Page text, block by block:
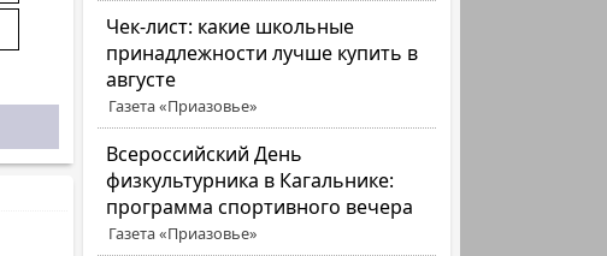
Чек-лист: какие школьные
принадлежности лучше купить в
августе
Газета «Приазовье»
Всероссийский День
физкультурника в Кагальнике:
программа спортивного вечера
Газета «Приазовье»